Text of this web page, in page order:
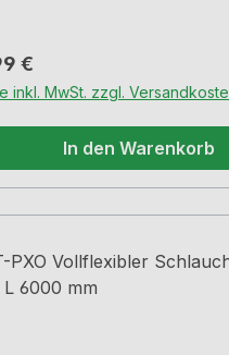
Preis:
€
inkl. MwSt. zzgl.
In den Warenkorb